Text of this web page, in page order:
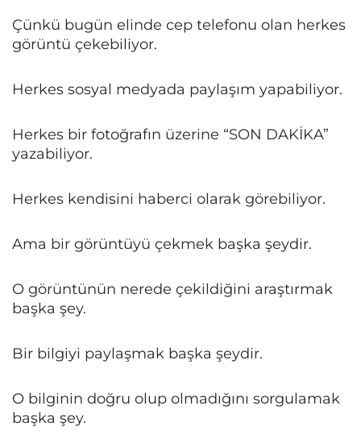
Çünkü bugün elinde cep telefonu olan herkes
görüntü çekebiliyor.
Herkes sosyal medyada paylaşım yapabiliyor.
Herkes bir fotoğrafın üzerine “SON DAKİKA”
yazabiliyor.
Herkes kendisini haberci olarak görebiliyor.
Ama bir görüntüyü çekmek başka şeydir.
O görüntünün nerede çekildiğini araştırmak
başka şey.
Bir bilgiyi paylaşmak başka şeydir.
O bilginin doğru olup olmadığını sorgulamak
başka şey.